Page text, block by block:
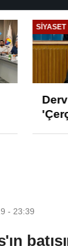
SIYASET
- 23:39